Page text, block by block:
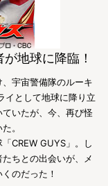
地球に降臨！
宇宙警備隊のルーキ
イとして地球に降り立
いたが、今、再び怪
。
CREW GUYS」。し
ちとの出会いが、メ
のだった！